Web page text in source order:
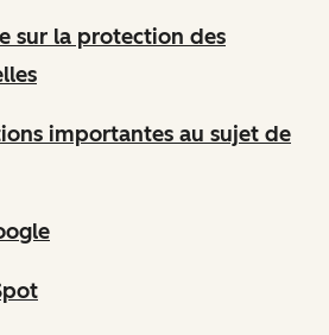
sur la protection des
importantes au sujet de